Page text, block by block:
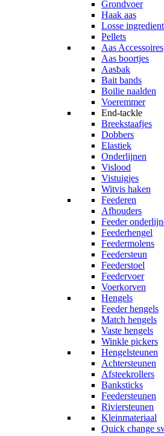
Grondvoer
Haak aas
Losse
Pellets
Aas Accessoires
Aas boortjes
Aasbak
Bait bands
Boilie naalden
Voeremmer
End-tackle
Breekstaafjes
Dobbers
Elastiek
Onderlijnen
Vislood
Vistuigjes
Witvis haken
Feederen
Afhouders
Feeder
Feederhengel
Feedermolens
Feedersteun
Feederstoel
Feedervoer
Voerkorven
Hengels
Feeder hengels
Match hengels
Vaste hengels
Winkle pickers
Hengelsteunen
Achtersteunen
Afsteekrollers
Banksticks
Feedersteunen
Riviersteunen
Kleinmateriaal
Quick change